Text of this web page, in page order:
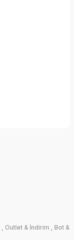
, Outlet & İndirim , Bot &